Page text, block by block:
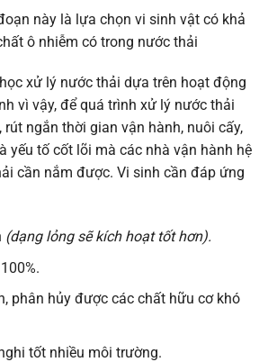
này là lựa chọn vi sinh vật có khả
ô nhiễm có trong nước thải
xử lý nước thải dựa trên hoạt động
vì vậy, để quá trình xử lý nước thải
ngắn thời gian vận hành, nuôi cấy,
yếu tố cốt lõi mà các nhà vận hành hệ
cần nắm được. Vi sinh cần đáp ứng
(dạng lỏng sẽ kích hoạt tốt hơn).
phân hủy được các chất hữu cơ khó
tốt nhiều môi trường.